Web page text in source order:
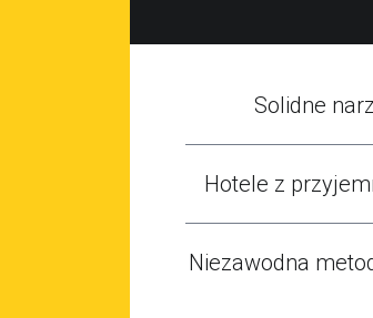
Solidne
Hotele z
Niezawodna